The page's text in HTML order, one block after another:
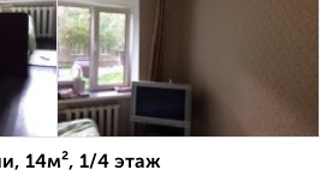
14м², 1/4 этаж